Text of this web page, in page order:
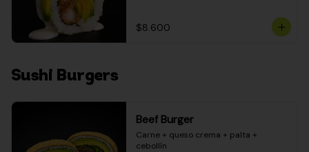
$8.600
Sushi Burgers
Beef Burger
Carne + queso crema + palta +
cebollín